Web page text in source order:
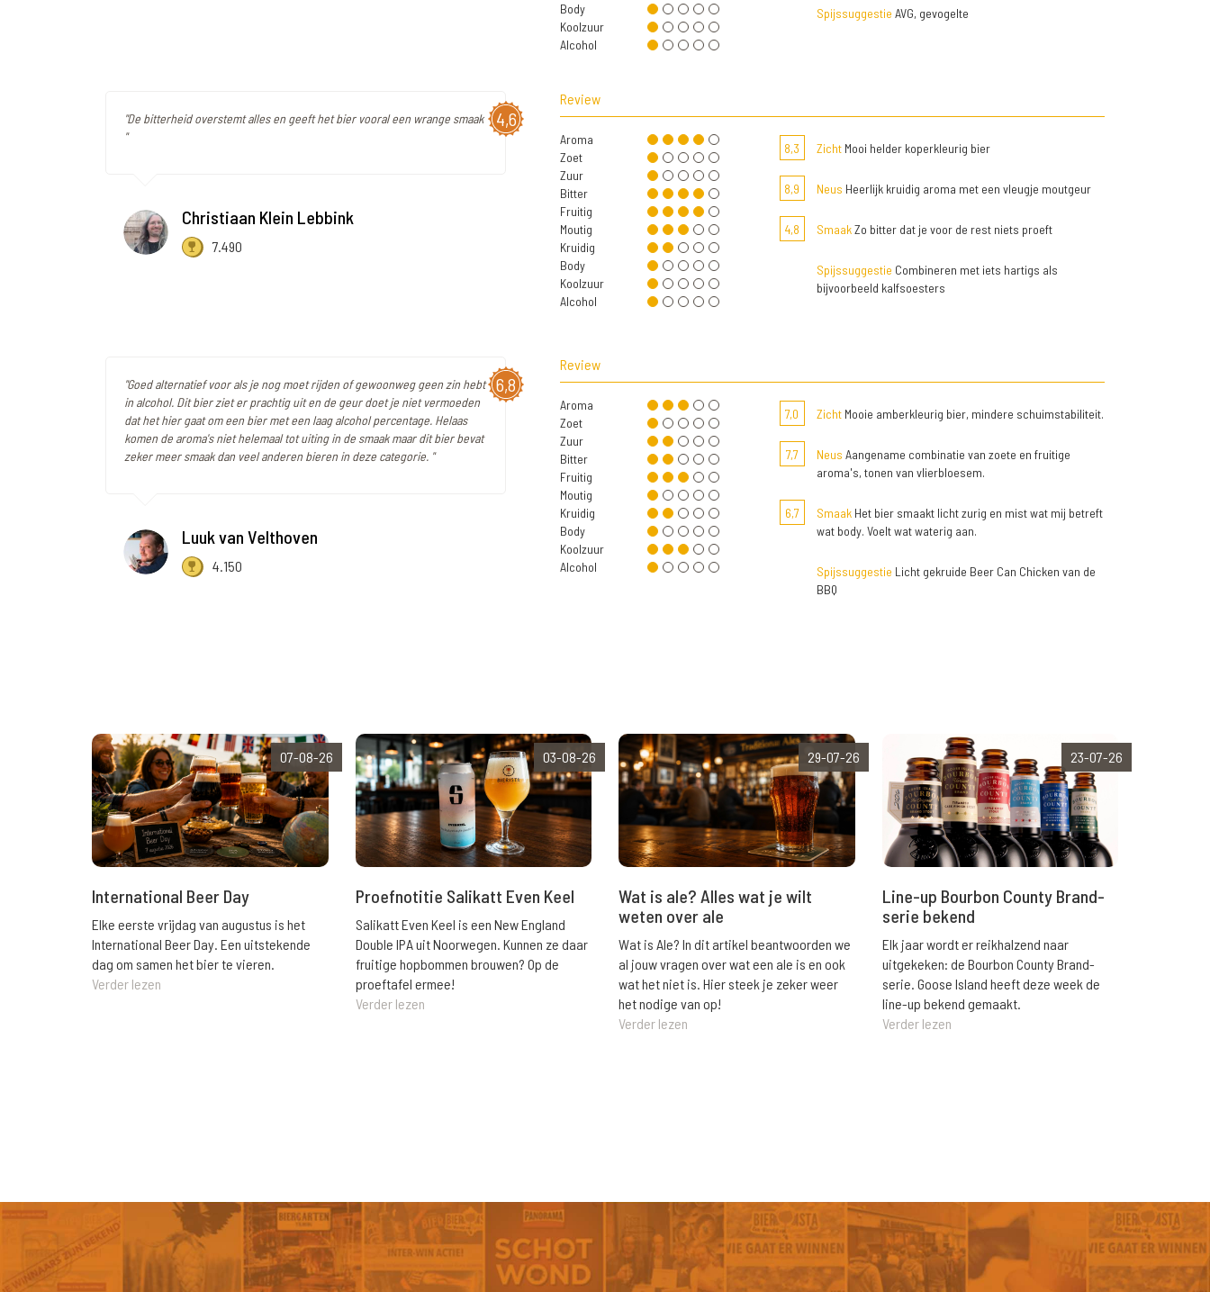
Body
Koolzuur
Alcohol
Spijssuggestie AVG, gevogelte
4,6
"De bitterheid overstemt alles en geeft het bier vooral een wrange smaak
"
Christiaan Klein Lebbink
7.490
Review
Aroma
Zoet
Zuur
Bitter
Fruitig
Moutig
Kruidig
Body
Koolzuur
Alcohol
8,3 ZichtMooi helder koperkleurig bier
8,9 Neus Heerlijk kruidig aroma met een vleugje moutgeur
4,8 SmaakZo bitter dat je voor de rest niets proeft
Spijssuggestie Combineren met iets hartigs als
bijvoorbeeld kalfsoesters
6,8
"Goed alternatief voor als je nog moet rijden of gewoonweg geen zin hebt
in alcohol. Dit bier ziet er prachtig uit en de geur doet je niet vermoeden
dat het hier gaat om een bier met een laag alcohol percentage. Helaas
komen de aroma's niet helemaal tot uiting in de smaak maar dit bier bevat
zeker meer smaak dan veel anderen bieren in deze categorie. "
Luuk van Velthoven
4.150
Review
Aroma
Zoet
Zuur
Bitter
Fruitig
Moutig
Kruidig
Body
Koolzuur
Alcohol
7,0 ZichtMooie amberkleurig bier, mindere schuimstabiliteit.
7,7 Neus Aangename combinatie van zoete en fruitige
aroma's, tonen van vlierbloesem.
6,7 SmaakHet bier smaakt licht zurig en mist wat mij betreft
wat body. Voelt wat waterig aan.
Spijssuggestie Licht gekruide Beer Can Chicken van de
BBQ
07-08-26
International Beer Day
Elke eerste vrijdag van augustus is het
International Beer Day. Een uitstekende
dag om samen het bier te vieren.
Verder lezen
03-08-26
Proefnotitie Salikatt Even Keel
Salikatt Even Keel is een New England
Double IPA uit Noorwegen. Kunnen ze daar
fruitige hopbommen brouwen? Op de
proeftafel ermee!
Verder lezen
29-07-26
Wat is ale? Alles wat je wilt
weten over ale
Wat is Ale? In dit artikel beantwoorden we
al jouw vragen over wat een ale is en ook
wat het niet is. Hier steek je zeker weer
het nodige van op!
Verder lezen
23-07-26
Line-up Bourbon County Brand-
serie bekend
Elk jaar wordt er reikhalzend naar
uitgekeken: de Bourbon County Brand-
serie. Goose Island heeft deze week de
line-up bekend gemaakt.
Verder lezen